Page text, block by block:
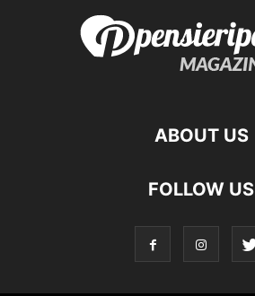
ABOUT US
FOLLOW US